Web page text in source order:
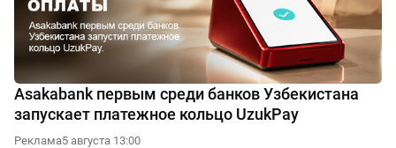
Asakabank первым среди банков Узбекистана
запускает платежное кольцо UzukPay
Реклама5 августа 13:00